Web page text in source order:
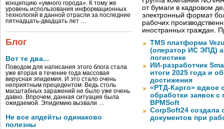
концепцию «умного города». К тому же
уровень использования информационных
технологий в данной отрасли за последние
пятнадцать-двадцать лет …
Блог
Вот те два...
Поводом для написания этого блога стала
уже вторая в течение года массовая
вирусная эпидемия. И это стало очень
неприятным прецедентом. Ведь столь
масштабных заражений не было уже очень
давно. Впрочем, данная ситуация была
ожидаемой. Эпидемию вызвали …
Не все апдейты одинаково
полезны
от бумаги в кадровом
электронный формат
рабочих
иностранных граждан.
TMS платформа
(оператор ИС ЭПД)
логистике
ИИ-разработчик
итоги 2025 года и
достижения
«РТД-Карго» вдвое
обработки заявок
BPMSoft
CorpSoft24 создала
документов при